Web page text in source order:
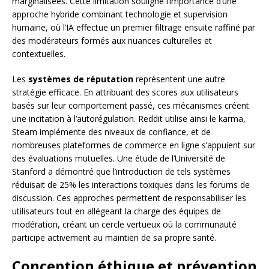
approche hybride combinant technologie et supervision
humaine, où l’IA effectue un premier filtrage ensuite raffiné par
des modérateurs formés aux nuances culturelles et
contextuelles.
Les systèmes de réputation représentent une autre
stratégie efficace. En attribuant des scores aux utilisateurs
basés sur leur comportement passé, ces mécanismes créent
une incitation à l’autorégulation. Reddit utilise ainsi le karma,
Steam implémente des niveaux de confiance, et de
nombreuses plateformes de commerce en ligne s’appuient sur
des évaluations mutuelles. Une étude de l’Université de
Stanford a démontré que l’introduction de tels systèmes
réduisait de 25% les interactions toxiques dans les forums de
discussion. Ces approches permettent de responsabiliser les
utilisateurs tout en allégeant la charge des équipes de
modération, créant un cercle vertueux où la communauté
participe activement au maintien de sa propre santé.